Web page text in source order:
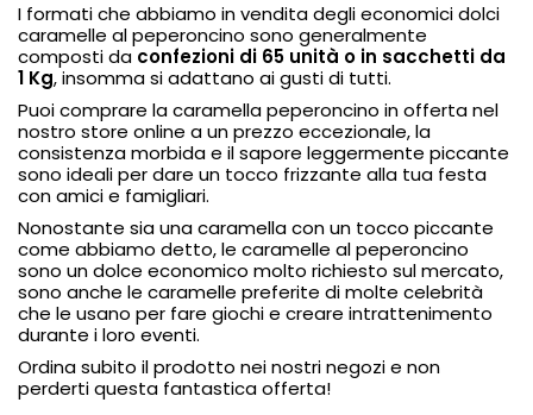
I formati che abbiamo in vendita degli economici dolci
caramelle al peperoncino sono generalmente
composti da confezioni di 65 unità o in sacchetti da
1 Kg, insomma si adattano ai gusti di tutti.
Puoi comprare la caramella peperoncino in offerta nel
nostro store online a un prezzo eccezionale, la
consistenza morbida e il sapore leggermente piccante
sono ideali per dare un tocco frizzante alla tua festa
con amici e famigliari.
Nonostante sia una caramella con un tocco piccante
come abbiamo detto, le caramelle al peperoncino
sono un dolce economico molto richiesto sul mercato,
sono anche le caramelle preferite di molte celebrità
che le usano per fare giochi e creare intrattenimento
durante i loro eventi.
Ordina subito il prodotto nei nostri negozi e non
perderti questa fantastica offerta!